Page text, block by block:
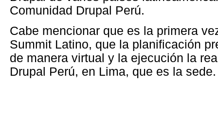
Comunidad Drupal Perú.
Cabe mencionar que es la primera
Summit Latino, que la planificación
de manera virtual y la ejecución la
Drupal Perú, en Lima, que es la sede.